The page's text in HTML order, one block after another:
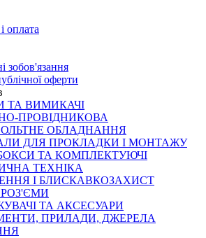
оплата
зобов'язання
оферти
ТА ВИМИКАЧІ
ПРОВІДНИКОВА
ОБЛАДНАННЯ
ДЛЯ ПРОКЛАДКИ І МОНТАЖУ
ТА КОМПЛЕКТУЮЧІ
ТЕХНІКА
І БЛИСКАВКОЗАХИСТ
ТА АКСЕСУАРИ
ПРИЛАДИ, ДЖЕРЕЛА